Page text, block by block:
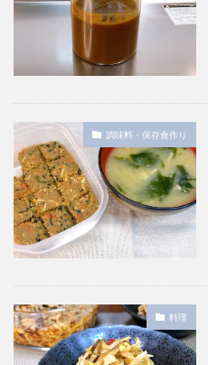
調味料・保存食作り
料理